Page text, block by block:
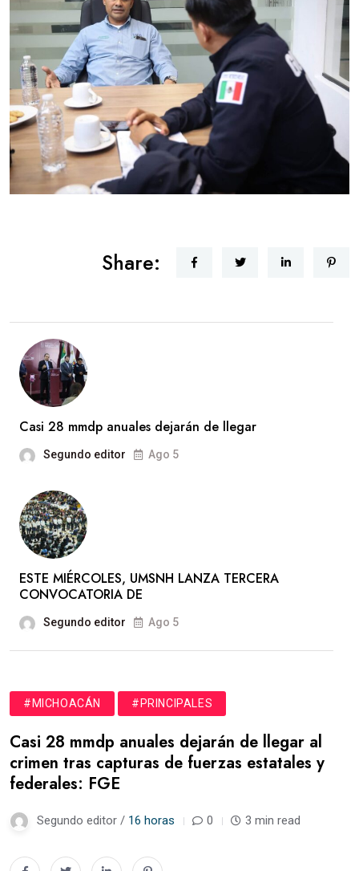
Share:
Casi 28 mmdp anuales dejarán de llegar
Segundo editor Ago 5
ESTE MIÉRCOLES, UMSNH LANZA TERCERA
CONVOCATORIA DE
Segundo editor Ago 5
#MICHOACÁN #PRINCIPALES
Casi 28 mmdp anuales dejarán de llegar al
crimen tras capturas de fuerzas estatales y
federales: FGE
Segundo editor / 16 horas 0 3 min read